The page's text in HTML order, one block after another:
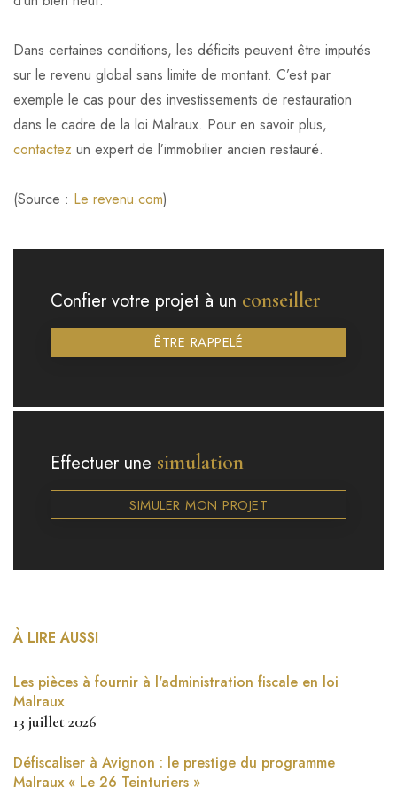
Dans certaines conditions, les déficits peuvent être imputés
sur le revenu global sans limite de montant. C’est par
exemple le cas pour des investissements de restauration
dans le cadre de la loi Malraux. Pour en savoir plus,
contactez un expert de l’immobilier ancien restauré.
(Source : Le revenu.com)
Confier votre projet à un conseiller
ÊTRE RAPPELÉ
Effectuer une simulation
SIMULER MON PROJET
À LIRE AUSSI
Les pièces à fournir à l'administration fiscale en loi
Malraux
13 juillet 2026
Défiscaliser à Avignon : le prestige du programme
Malraux « Le 26 Teinturiers »